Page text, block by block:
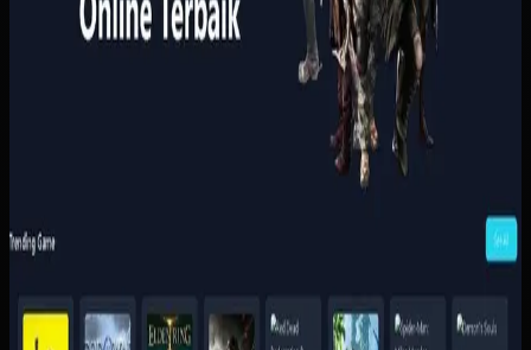
Kami menata katalog, keranjang, pembayaran, dan riwayat
pembelian pengguna dalam satu alur yang ringkas.
Pembayaran dan status pesanan dihubungkan ke proses
penyerahan akses supaya pelanggan tidak perlu
menunggu admin untuk setiap transaksi.